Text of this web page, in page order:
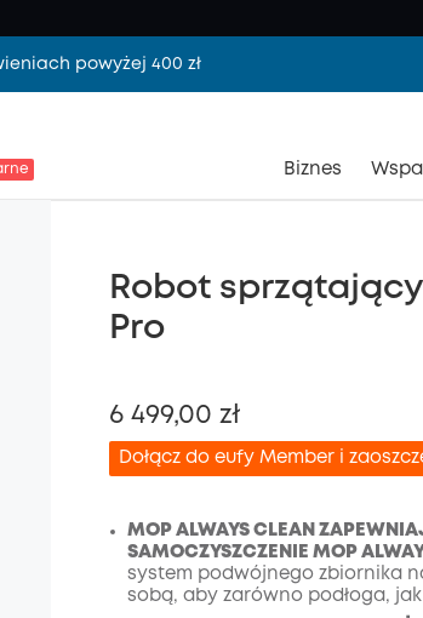
powyżej 400 zł
Biznes
Robot sprzątający
Pro
6 499,00 zł
Dołącz do eufy Member i
Wyłączony
MOP ALWAYS CLEAN
SAMOCZYSZCZENIE MOP
system podwójnego zbiornika
sobą, aby zarówno podłoga,